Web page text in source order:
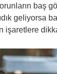
baş
geliyorsa
işaretlere